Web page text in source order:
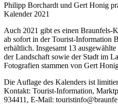
Philipp Borchardt und Gert Honig
Kalender 2021
Auch 2021 gibt es einen Braunfels-
ab sofort in der Tourist-Information
erhältlich. Insgesamt 13
der Landschaft sowie der Stadt im
Fotografien stammen von Gert
Die Auflage des Kalenders ist
Kontakt: Tourist-Information,
934411, E-Mail: